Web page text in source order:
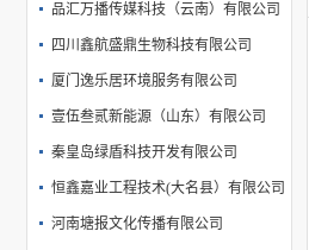
品汇万播传媒科技（云南）有限公司
四川鑫航盛鼎生物科技有限公司
厦门逸乐居环境服务有限公司
壹伍叁贰新能源（山东）有限公司
秦皇岛绿盾科技开发有限公司
恒鑫嘉业工程技术(大名县）有限公司
河南塘报文化传播有限公司